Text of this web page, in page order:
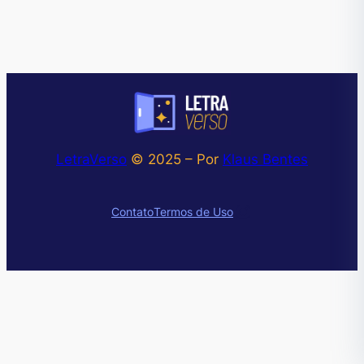
LetraVerso © 2025 – Por Klaus Bentes
ContatoTermos de UsoInstagram